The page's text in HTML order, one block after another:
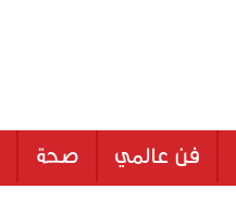
فن عالمي صحة